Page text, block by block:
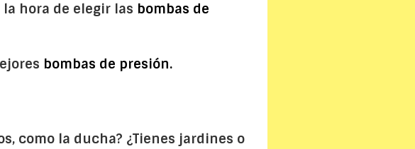
hora de elegir las bombas de
bombas de presión.
como la ducha? ¿Tienes jardines o